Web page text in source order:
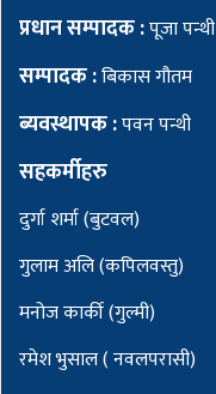
प्रधान सम्पादक :पूजा पन्थी
सम्पादक :बिकास गौतम
ब्यवस्थापक :पवन पन्थी
सहकर्मीहरु
दुर्गा शर्मा (बुटवल)
गुलाम अलि (कपिलवस्तु)
मनोज कार्की (गुल्मी)
रमेश भुसाल ( नवलपरासी)